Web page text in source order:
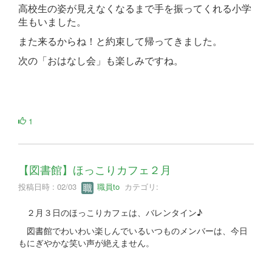
高校生の姿が見えなくなるまで手を振ってくれる小学
生もいました。
また来るからね！と約束して帰ってきました。
次の「おはなし会」も楽しみですね。
1
【図書館】ほっこりカフェ２月
投稿日時 : 02/03 職員to カテゴリ:
２月３日のほっこりカフェは、バレンタイン♪
図書館でわいわい楽しんでいるいつものメンバーは、今日
もにぎやかな笑い声が絶えません。